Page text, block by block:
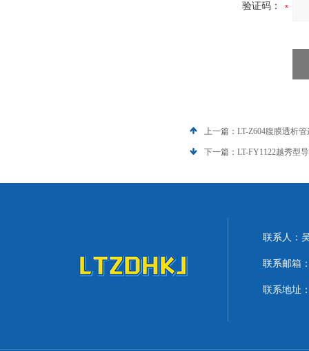
验证码：
上一篇： LT-Z604腹膜透析
下一篇： LT-FY1122越秀型
联系人：
联系邮箱
联系地址